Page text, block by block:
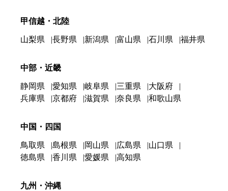
甲信越・北陸
山梨県 長野県 新潟県 富山県 石川県 福井県
中部・近畿
静岡県 愛知県 岐阜県 三重県
大阪府
兵庫県
京都府 滋賀県 奈良県 和歌山県
中国・四国
鳥取県 島根県 岡山県 広島県
山口県
徳島県
香川県 愛媛県 高知県
九州・沖縄